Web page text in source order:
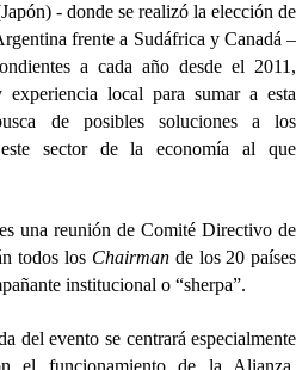
- donde se realizó la elección de
frente a Sudáfrica y Canadá –
a cada año desde el 2011,
experiencia local para sumar a esta
de posibles soluciones a los
sector de la economía al que
una reunión de Comité Directivo de
todos los Chairmande los 20 países
institucional o “sherpa”.
del evento se centrará especialmente
el funcionamiento de la Alianza,